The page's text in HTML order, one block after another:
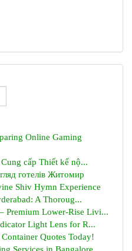
Online Gaming
cấp Thiết kế nộ...
готелів Житомир
Shiv Hymn Experience
A Thoroug...
Premium Lower-Rise Livi...
Light Lens for R...
Quotes Today!